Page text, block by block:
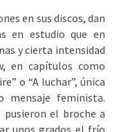
en sus discos, dan
en estudio que en
y cierta intensidad
en capítulos como
o “A luchar”, única
mensaje feminista.
el broche a
unos grados el frío